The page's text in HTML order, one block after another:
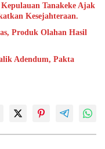
Tanakeke Ajak
Kesejahteraan.
Produk Olahan Hasil
Adendum, Pakta